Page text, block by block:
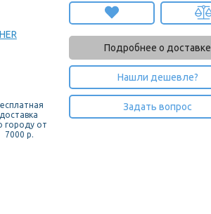
доставка
городу от
7000 р.
Подробнее о доставке
Нашли дешевле?
Задать вопрос